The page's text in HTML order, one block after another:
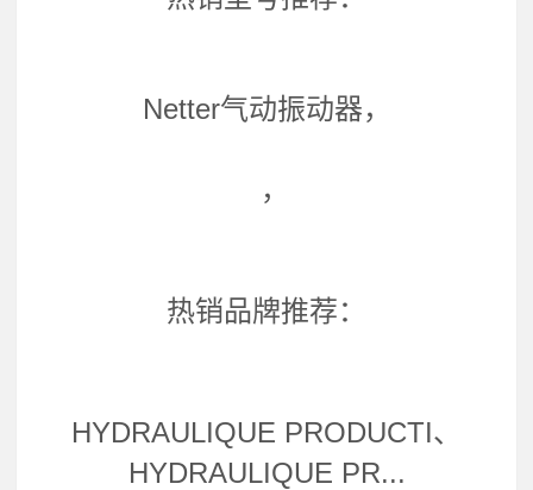
Netter气动振动器，
，
热销品牌推荐：
HYDRAULIQUE PRODUCTI、
HYDRAULIQUE PR...